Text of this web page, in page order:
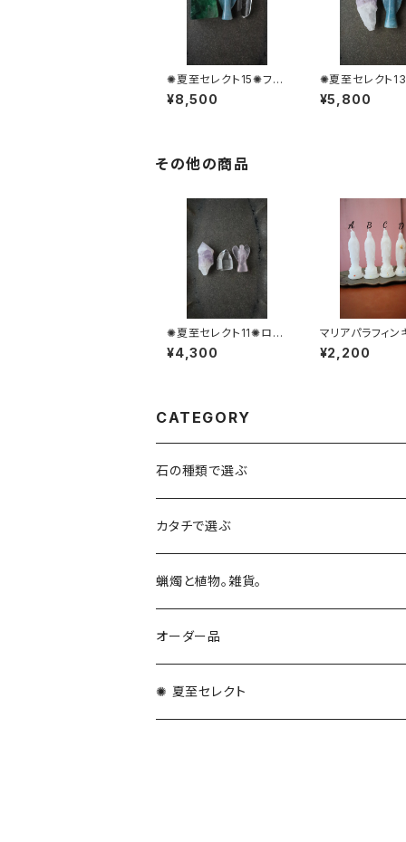
✺夏至セレクト15✺フロ
ーライト＆トロレアイト
の天使
¥8,500
✺夏至セレクト
使トロレアイトセ
¥5,800
その他の商品
✺夏至セレクト11✺ロー
ズエンジェル
¥4,300
マリアパラフィン
ドル ピュアホワ
¥2,200
CATEGORY
石の種類で選ぶ
ピンクオパール
スギライト
オーラクオーツ
ガネーシュヒマール
カタチで選ぶ
動物
ねこ
ゾウ
タワー
天使・女神
蝋燭と植物。雑貨。
キャンドル
パラフィンキャンドル
サシェ
オーダー品
✺ 夏至セレクト